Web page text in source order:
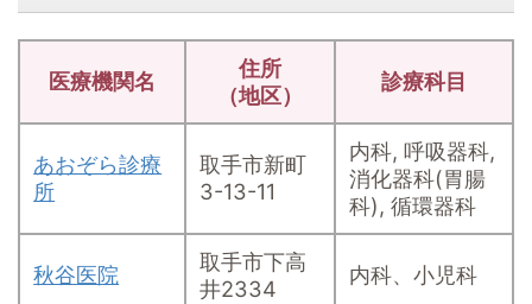
医療機関名
住所
（地区）
診療科目
あおぞら診療
所
取手市新町
3-13-11
内科, 呼吸器科,
消化器科(胃腸
科), 循環器科
秋谷医院
取手市下高
井2334
内科、小児科